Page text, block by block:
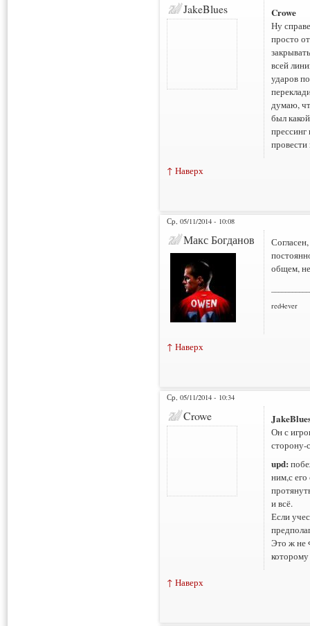
JakeBlues Crowe
Ну
просто
всей
ударов
думаю,
был
провести
↑ Наверх
Ср, 05/11/2014 - 10:08
Макс Богданов
общем,
red4ever
↑ Наверх
Ср, 05/11/2014 - 10:34
Crowe
Он с
сторону-
upd:
ним,с
и всё.
Если
Это ж не
которому
↑ Наверх